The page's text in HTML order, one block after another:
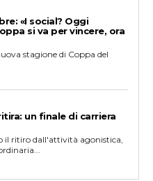
«I social? Oggi
si va per vincere, ora
stagione di Coppa del
un finale di carriera
il ritiro dall'attività agonistica,